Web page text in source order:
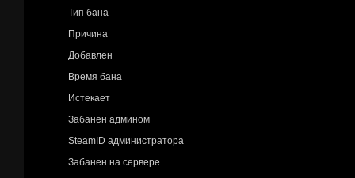
Тип бана
Причина
Добавлен
Время бана
Истекает
Забанен админом
SteamID администратора
Забанен на сервере